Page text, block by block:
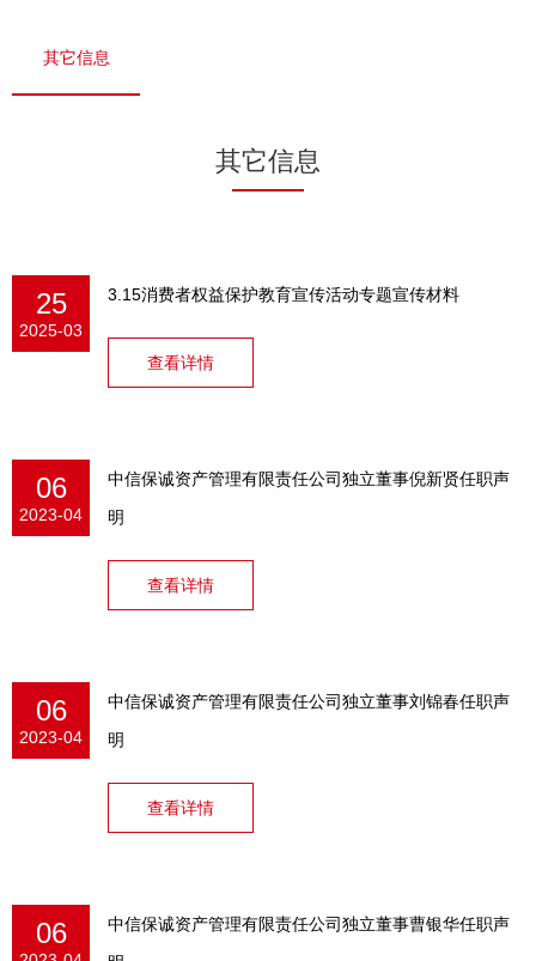
其它信息
其它信息
25
2025-03
3.15消费者权益保护教育宣传活动专题宣传材料
查看详情
06
2023-04
中信保诚资产管理有限责任公司独立董事倪新贤任职声
明
查看详情
06
2023-04
中信保诚资产管理有限责任公司独立董事刘锦春任职声
明
查看详情
06
中信保诚资产管理有限责任公司独立董事曹银华任职声